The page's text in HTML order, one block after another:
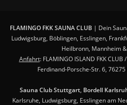
FLAMINGO FKK SAUNA CLUB| Dein
Ludwigsburg, Böblingen, Esslingen,
Heilbronn, Mannheim
Anfahrt: FLAMINGO ISLAND FKK CLUB /
Ferdinand-Porsche-Str. 6,
Sauna Club Stuttgart, Bordell
Karlsruhe, Ludwigsburg, Esslingen am